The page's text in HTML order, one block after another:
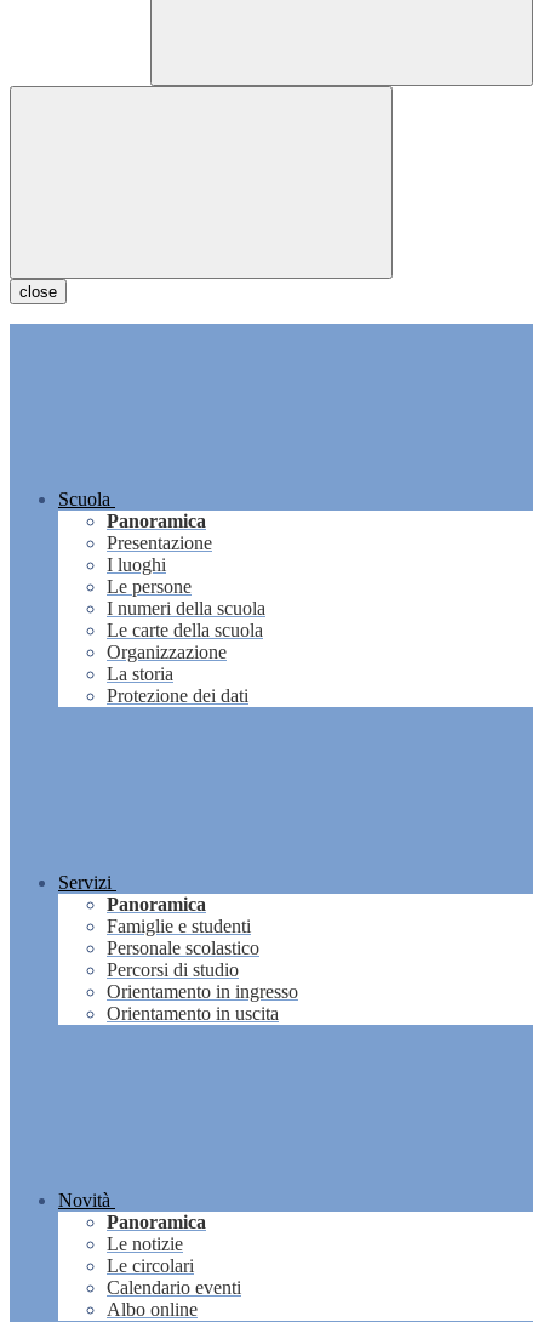
close
Scuola
Panoramica
Presentazione
I luoghi
Le persone
I numeri della scuola
Le carte della scuola
Organizzazione
La storia
Protezione dei dati
Servizi
Panoramica
Famiglie e studenti
Personale scolastico
Percorsi di studio
Orientamento in ingresso
Orientamento in uscita
Novità
Panoramica
Le notizie
Le circolari
Calendario eventi
Albo online